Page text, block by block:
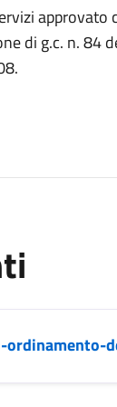
approvato
di g.c. n. 84